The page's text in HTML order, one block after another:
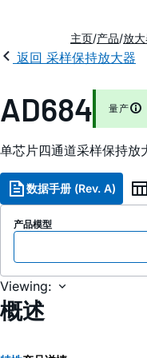
主页 产品 放
返回 采样保持放大器
AD684 量产
单芯片四通道采样保持放
数据手册 (Rev. A)
产品模型
Viewing:
概述